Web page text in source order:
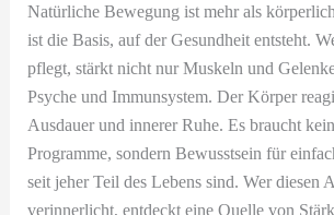
Natürliche Bewegung ist mehr als
ist die Basis, auf der Gesundheit entsteht.
pflegt, stärkt nicht nur Muskeln und
Psyche und Immunsystem. Der Körper
Ausdauer und innerer Ruhe. Es braucht
Programme, sondern Bewusstsein für
seit jeher Teil des Lebens sind. Wer diesen
verinnerlicht, entdeckt eine Quelle von